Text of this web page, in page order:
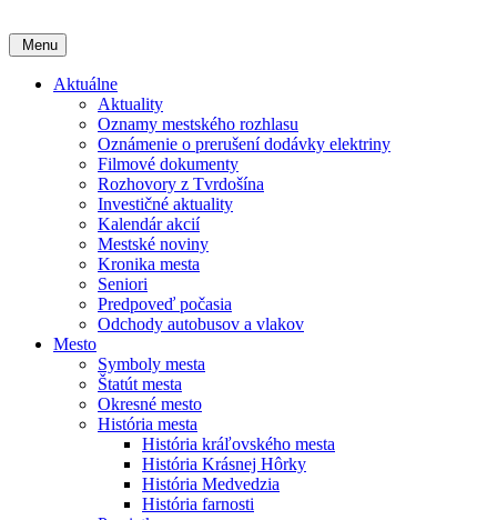
Menu
Aktuálne
Aktuality
Oznamy mestského rozhlasu
Oznámenie o prerušení dodávky elektriny
Filmové dokumenty
Rozhovory z Tvrdošína
Investičné aktuality
Kalendár akcií
Mestské noviny
Kronika mesta
Seniori
Predpoveď počasia
Odchody autobusov a vlakov
Mesto
Symboly mesta
Štatút mesta
Okresné mesto
História mesta
História kráľovského mesta
História Krásnej Hôrky
História Medvedzia
História farnosti